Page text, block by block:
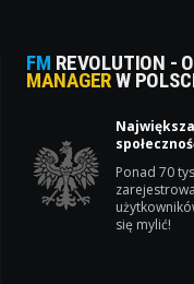
FM REVOLUTION -
MANAGERW
Ponad 70
się mylić!